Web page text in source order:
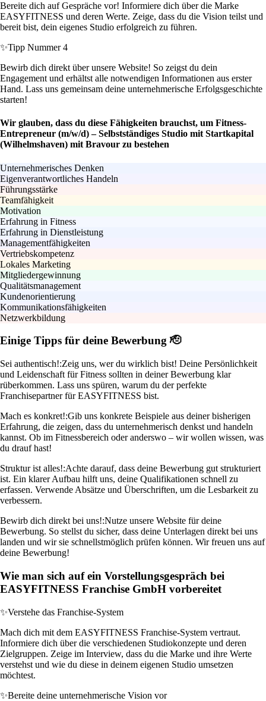
Bereite dich auf Gespräche vor! Informiere dich über die Marke
EASYFITNESS und deren Werte. Zeige, dass du die Vision teilst und
bereit bist, dein eigenes Studio erfolgreich zu führen.
✨Tipp Nummer 4
Bewirb dich direkt über unsere Website! So zeigst du dein
Engagement und erhältst alle notwendigen Informationen aus erster
Hand. Lass uns gemeinsam deine unternehmerische Erfolgsgeschichte
starten!
Wir glauben, dass du diese Fähigkeiten brauchst, um Fitness-
Entrepreneur (m/w/d) – Selbstständiges Studio mit Startkapital
(Wilhelmshaven) mit Bravour zu bestehen
Unternehmerisches Denken
Eigenverantwortliches Handeln
Führungsstärke
Teamfähigkeit
Motivation
Erfahrung in Fitness
Erfahrung in Dienstleistung
Managementfähigkeiten
Vertriebskompetenz
Lokales Marketing
Mitgliedergewinnung
Qualitätsmanagement
Kundenorientierung
Kommunikationsfähigkeiten
Netzwerkbildung
Einige Tipps für deine Bewerbung 🫡
Sei authentisch!:Zeig uns, wer du wirklich bist! Deine Persönlichkeit
und Leidenschaft für Fitness sollten in deiner Bewerbung klar
rüberkommen. Lass uns spüren, warum du der perfekte
Franchisepartner für EASYFITNESS bist.
Mach es konkret!:Gib uns konkrete Beispiele aus deiner bisherigen
Erfahrung, die zeigen, dass du unternehmerisch denkst und handeln
kannst. Ob im Fitnessbereich oder anderswo – wir wollen wissen, was
du drauf hast!
Struktur ist alles!:Achte darauf, dass deine Bewerbung gut strukturiert
ist. Ein klarer Aufbau hilft uns, deine Qualifikationen schnell zu
erfassen. Verwende Absätze und Überschriften, um die Lesbarkeit zu
verbessern.
Bewirb dich direkt bei uns!:Nutze unsere Website für deine
Bewerbung. So stellst du sicher, dass deine Unterlagen direkt bei uns
landen und wir sie schnellstmöglich prüfen können. Wir freuen uns auf
deine Bewerbung!
Wie man sich auf ein Vorstellungsgespräch bei
EASYFITNESS Franchise GmbH vorbereitet
✨Verstehe das Franchise-System
Mach dich mit dem EASYFITNESS Franchise-System vertraut.
Informiere dich über die verschiedenen Studiokonzepte und deren
Zielgruppen. Zeige im Interview, dass du die Marke und ihre Werte
verstehst und wie du diese in deinem eigenen Studio umsetzen
möchtest.
✨Bereite deine unternehmerische Vision vor